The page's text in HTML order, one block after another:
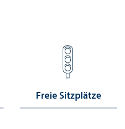
Freie Sitzplätze